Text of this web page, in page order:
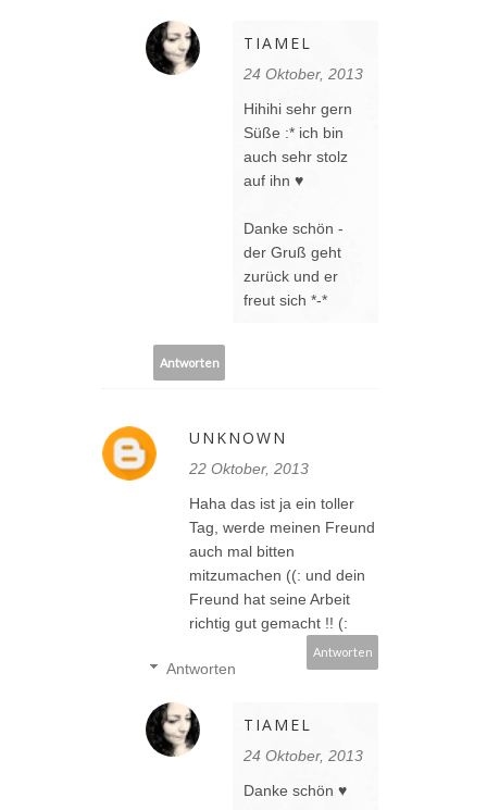
TIAMEL
24 Oktober, 2013
Hihihi sehr gern
Süße :* ich bin
auch sehr stolz
auf ihn ♥
Danke schön -
der Gruß geht
zurück und er
freut sich *-*
Antworten
UNKNOWN
22 Oktober, 2013
Haha das ist ja ein toller
Tag, werde meinen Freund
auch mal bitten
mitzumachen ((: und dein
Freund hat seine Arbeit
richtig gut gemacht !! (:
Antworten
Antworten
TIAMEL
24 Oktober, 2013
Danke schön ♥